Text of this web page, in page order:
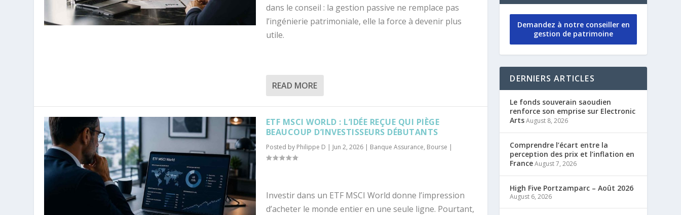
dans le conseil : la gestion passive ne remplace pas
l’ingénierie patrimoniale, elle la force à devenir plus
utile.
READ MORE
ETF MSCI WORLD : L’IDÉE REÇUE QUI PIÈGE
BEAUCOUP D’INVESTISSEURS DÉBUTANTS
Posted by Philippe D | Jun 2, 2026| Banque Assurance, Bourse |
Investir dans un ETF MSCI World donne l’impression
d’acheter le monde entier en une seule ligne. Pourtant,
Demandez à notre conseiller en
gestion de patrimoine
DERNIERS ARTICLES
Le fonds souverain saoudien
renforce son emprise sur Electronic
ArtsAugust 8, 2026
Comprendre l’écart entre la
perception des prix et l’inflation en
FranceAugust 7, 2026
High Five Portzamparc – Août 2026
August 6, 2026